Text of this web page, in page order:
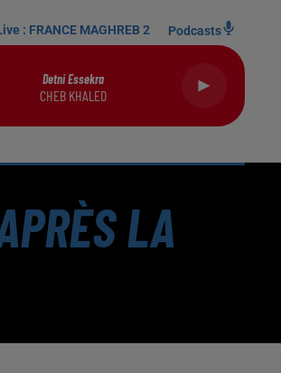
: FRANCE MAGHREB 2 Podcasts
Detni Essekra
CHEB KHALED
LA